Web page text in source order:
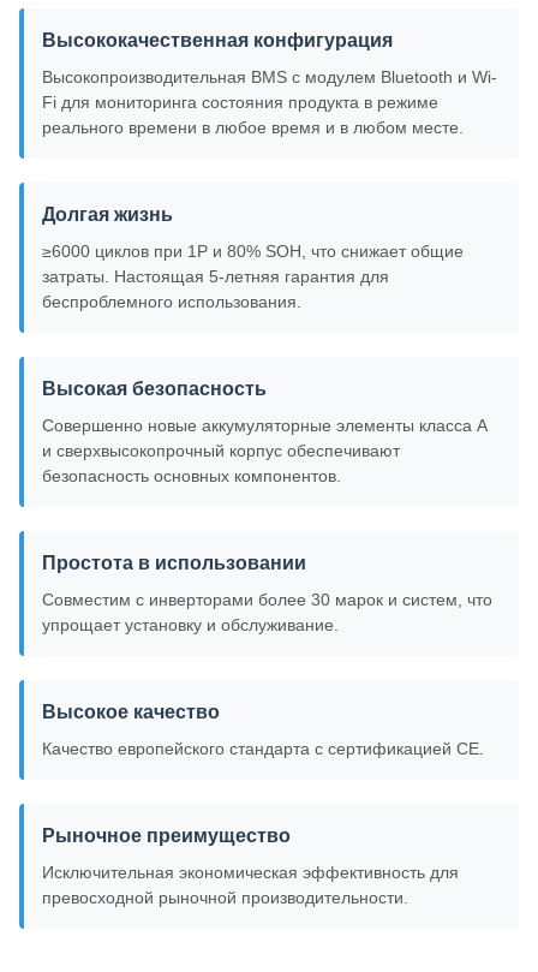
Высококачественная конфигурация
Высокопроизводительная BMS с модулем Bluetooth и Wi-
Fi для мониторинга состояния продукта в режиме
реального времени в любое время и в любом месте.
Долгая жизнь
≥6000 циклов при 1P и 80% SOH, что снижает общие
затраты. Настоящая 5-летняя гарантия для
беспроблемного использования.
Высокая безопасность
Совершенно новые аккумуляторные элементы класса А
и сверхвысокопрочный корпус обеспечивают
безопасность основных компонентов.
Простота в использовании
Совместим с инверторами более 30 марок и систем, что
упрощает установку и обслуживание.
Высокое качество
Качество европейского стандарта с сертификацией CE.
Рыночное преимущество
Исключительная экономическая эффективность для
превосходной рыночной производительности.